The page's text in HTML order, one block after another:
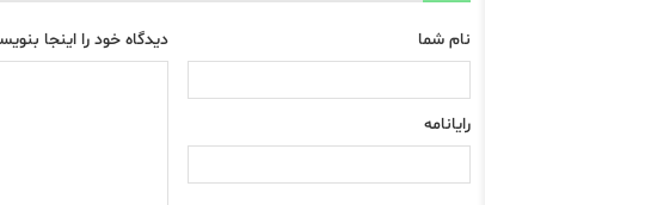
نام شما
رایانامه
دیدگاه خود را اینجا